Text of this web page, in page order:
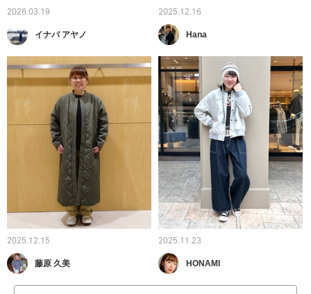
2026.03.19
イナバ アヤノ
2025.12.16
Hana
2025.12.15
藤原 久美
2025.11.23
HONAMI